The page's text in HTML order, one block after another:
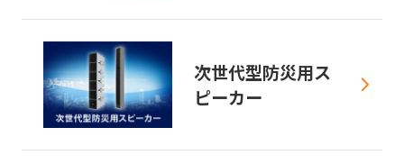
次世代型防災用ス
ピーカー